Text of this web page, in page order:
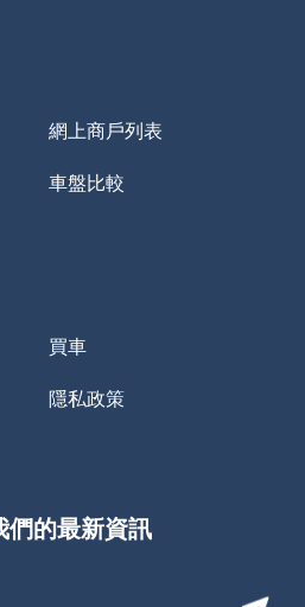
網上商戶列表
車盤比較
買車
隱私政策
們的最新資訊